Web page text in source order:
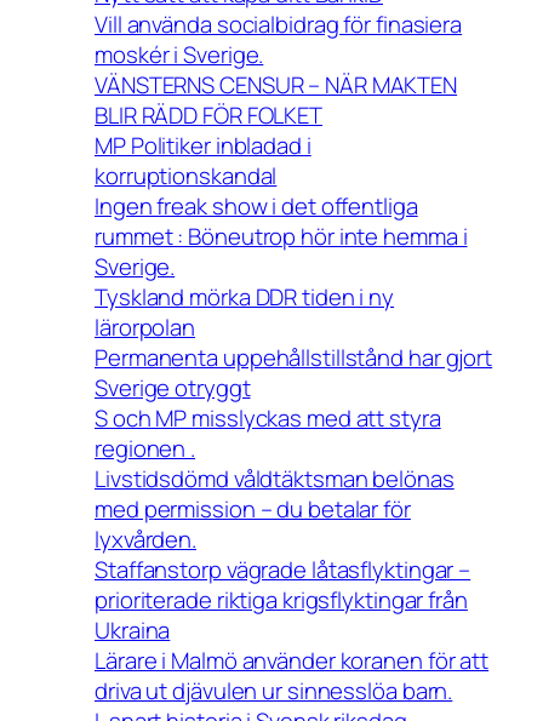
Vill använda socialbidrag för finasiera
moskér i Sverige.
VÄNSTERNS CENSUR – NÄR MAKTEN
BLIR RÄDD FÖR FOLKET
MP Politiker inbladad i
korruptionskandal
Ingen freak show i det offentliga
rummet : Böneutrop hör inte hemma i
Sverige.
Tyskland mörka DDR tiden i ny
lärorpolan
Permanenta uppehållstillstånd har gjort
Sverige otryggt
S och MP misslyckas med att styra
regionen .
Livstidsdömd våldtäktsman belönas
med permission – du betalar för
lyxvården.
Staffanstorp vägrade låtasflyktingar –
prioriterade riktiga krigsflyktingar från
Ukraina
Lärare i Malmö använder koranen för att
driva ut djävulen ur sinnesslöa barn.